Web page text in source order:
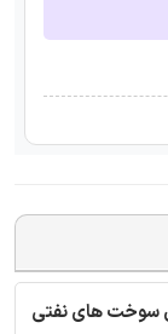
سوخت های نفتی